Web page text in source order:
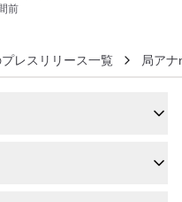
POSSIBILITY ―』を上映！
前
レスリリース一覧 局ア